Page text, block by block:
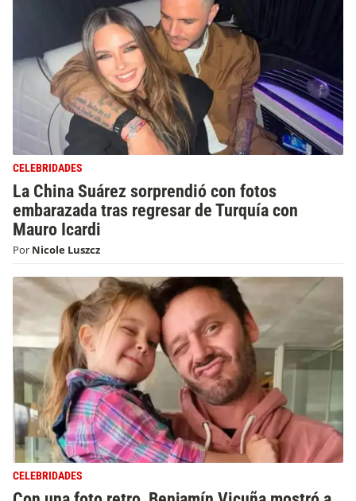
CELEBRIDADES
La China Suárez sorprendió con fotos
embarazada tras regresar de Turquía con
Mauro Icardi
Por Nicole Luszcz
CELEBRIDADES